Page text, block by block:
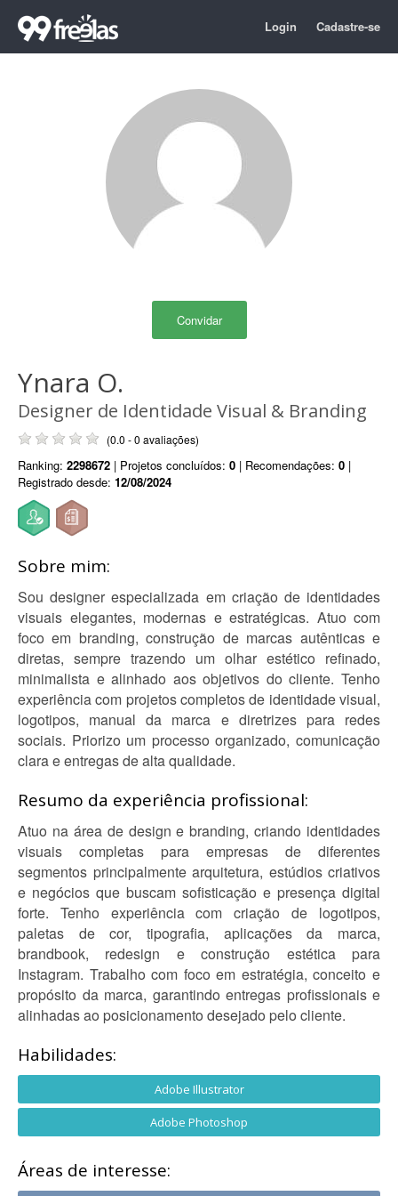
Login Cadastre-se
Convidar
Ynara O.
Designer de Identidade Visual & Branding
(0.0 - 0 avaliações)
Ranking: 2298672 | Projetos concluídos: 0 | Recomendações: 0 |
Registrado desde: 12/08/2024
Sobre mim:
Sou designer especializada em criação de identidades
visuais elegantes, modernas e estratégicas. Atuo com
foco em branding, construção de marcas autênticas e
diretas, sempre trazendo um olhar estético refinado,
minimalista e alinhado aos objetivos do cliente. Tenho
experiência com projetos completos de identidade visual,
logotipos, manual da marca e diretrizes para redes
sociais. Priorizo um processo organizado, comunicação
clara e entregas de alta qualidade.
Resumo da experiência profissional:
Atuo na área de design e branding, criando identidades
visuais completas para empresas de diferentes
segmentos principalmente arquitetura, estúdios criativos
e negócios que buscam sofisticação e presença digital
forte. Tenho experiência com criação de logotipos,
paletas de cor, tipografia, aplicações da marca,
brandbook, redesign e construção estética para
Instagram. Trabalho com foco em estratégia, conceito e
propósito da marca, garantindo entregas profissionais e
alinhadas ao posicionamento desejado pelo cliente.
Habilidades:
Adobe Illustrator
Adobe Photoshop
Áreas de interesse: